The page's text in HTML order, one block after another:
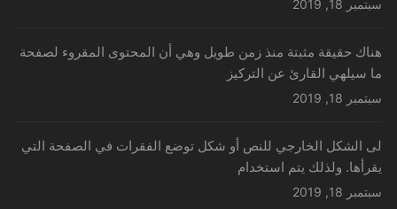
سبتمبر 18, 2019
هناك حقيقة مثبتة منذ زمن طويل وهي أن المحتوى المقروء لصفحة
ما سيلهي القارئ عن التركيز
سبتمبر 18, 2019
لى الشكل الخارجي للنص أو شكل توضع الفقرات في الصفحة التي
يقرأها. ولذلك يتم استخدام
سبتمبر 18, 2019